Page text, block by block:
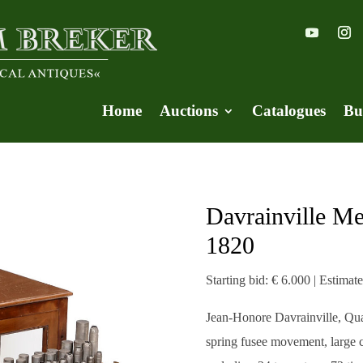
Home Auctions Catalogues
Davrainville
1820
Starting bid: € 6.000 |
Jean-Honore Davrainville,
spring fusee movement,